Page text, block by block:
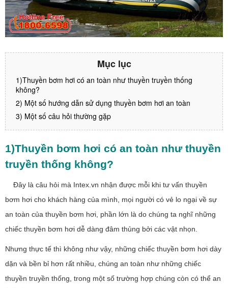
Mục lục
1)Thuyền bơm hơi có an toàn như thuyền truyền thống
không?
2) Một số hướng dẫn sử dụng thuyền bơm hơi an toàn
3) Một số câu hỏi thường gặp
1)Thuyền bơm hơi có an toàn như thuyền
truyền thống không?
Đây là câu hỏi mà Intex.vn nhận được mỗi khi tư vấn thuyền
bơm hơi cho khách hàng của mình, mọi người có vẻ lo ngại về sự
an toàn của thuyền bơm hơi, phần lớn là do chúng ta nghĩ những
chiếc thuyền bơm hơi dễ dàng đâm thủng bởi các vật nhọn.
Nhưng thực tế thì không như vậy, những chiếc thuyền bơm hơi dày
dặn và bền bỉ hơn rất nhiều, chúng an toàn như những chiếc
thuyền truyền thống, trong một số trường hợp chúng còn có thể an